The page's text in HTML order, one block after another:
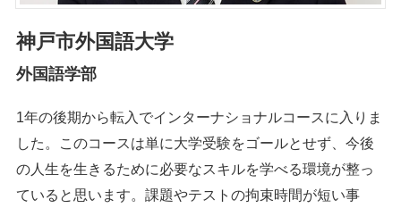
神戸市外国語大学
外国語学部
1年の後期から転入でインターナショナルコースに入りま
した。このコースは単に大学受験をゴールとせず、今後
の人生を生きるために必要なスキルを学べる環境が整っ
ていると思います。課題やテストの拘束時間が短い事